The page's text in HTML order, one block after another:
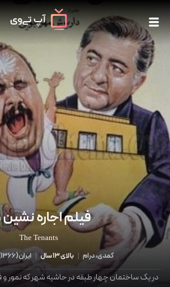
فیلم اجاره
The Tenants
کمدی، درام | بالای 13 سال | ایران(
1366
در یک ساختمان چهار طبقه در حاشیه شهر که نمور